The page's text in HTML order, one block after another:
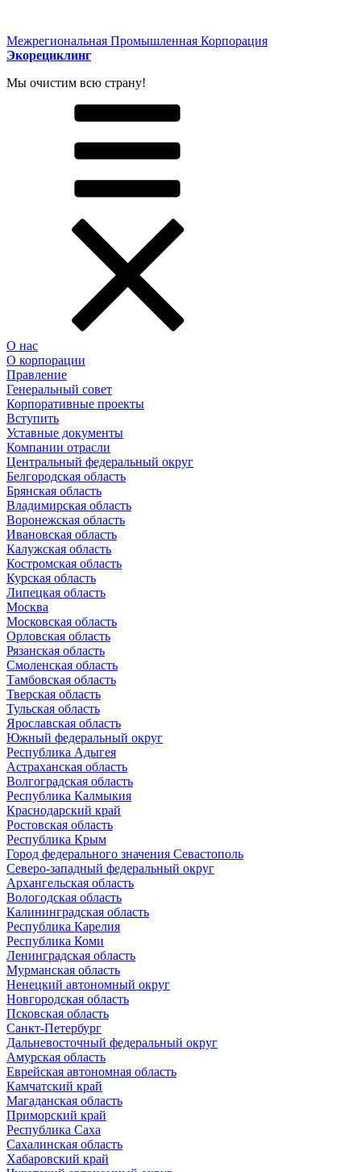
Межрегиональная Промышленная Корпорация
Экорециклинг
Мы очистим всю страну!
О нас
О корпорации
Правление
Генеральный совет
Корпоративные проекты
Вступить
Уставные документы
Компании отрасли
Центральный федеральный округ
Белгородская область
Брянская область
Владимирская область
Воронежская область
Ивановская область
Калужская область
Костромская область
Курская область
Липецкая область
Москва
Московская область
Орловская область
Рязанская область
Смоленская область
Тамбовская область
Тверская область
Тульская область
Ярославская область
Южный федеральный округ
Республика Адыгея
Астраханская область
Волгоградская область
Республика Калмыкия
Краснодарский край
Ростовская область
Республика Крым
Город федерального значения Севастополь
Северо-западный федеральный округ
Архангельская область
Вологодская область
Калининградская область
Республика Карелия
Республика Коми
Ленинградская область
Мурманская область
Ненецкий автономный округ
Новгородская область
Псковская область
Санкт-Петербург
Дальневосточный федеральный округ
Амурская область
Еврейская автономная область
Камчатский край
Магаданская область
Приморский край
Республика Саха
Сахалинская область
Хабаровский край